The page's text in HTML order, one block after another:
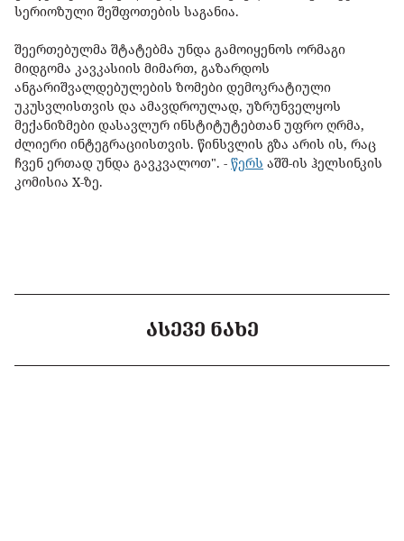
სერიოზული შეშფოთების საგანია.
შეერთებულმა შტატებმა უნდა გამოიყენოს ორმაგი
მიდგომა კავკასიის მიმართ, გაზარდოს
ანგარიშვალდებულების ზომები დემოკრატიული
უკუსვლისთვის და ამავდროულად, უზრუნველყოს
მექანიზმები დასავლურ ინსტიტუტებთან უფრო ღრმა,
ძლიერი ინტეგრაციისთვის. წინსვლის გზა არის ის, რაც
ჩვენ ერთად უნდა გავკვალოთ". - წერს აშშ-ის ჰელსინკის
კომისია X-ზე.
ᲐᲡᲔᲕᲔ ᲜᲐᲮᲔ